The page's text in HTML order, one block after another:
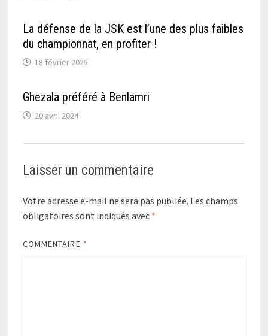
La défense de la JSK est l’une des plus faibles
du championnat, en profiter !
18 février 2025
Ghezala préféré à Benlamri
20 avril 2024
Laisser un commentaire
Votre adresse e-mail ne sera pas publiée. Les champs
obligatoires sont indiqués avec *
COMMENTAIRE *